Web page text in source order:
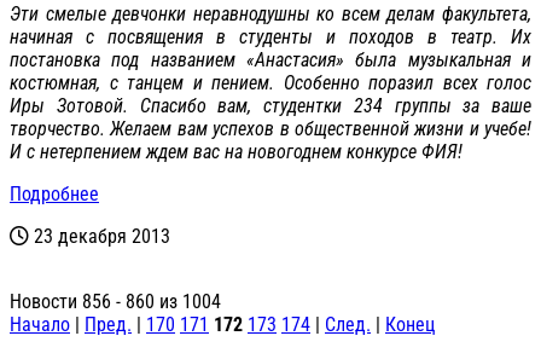
Эти смелые девчонки неравнодушны ко всем делам факультета,
начиная с посвящения в студенты и походов в театр. Их
постановка под названием «Анастасия» была музыкальная и
костюмная, с танцем и пением. Особенно поразил всех голос
Иры Зотовой. Спасибо вам, студентки 234 группы за ваше
творчество. Желаем вам успехов в общественной жизни и учебе!
И с нетерпением ждем вас на новогоднем конкурсе ФИЯ!
Подробнее
23 декабря 2013
Новости 856 - 860 из 1004
Начало | Пред. | 170 171 172 173 174 | След. | Конец